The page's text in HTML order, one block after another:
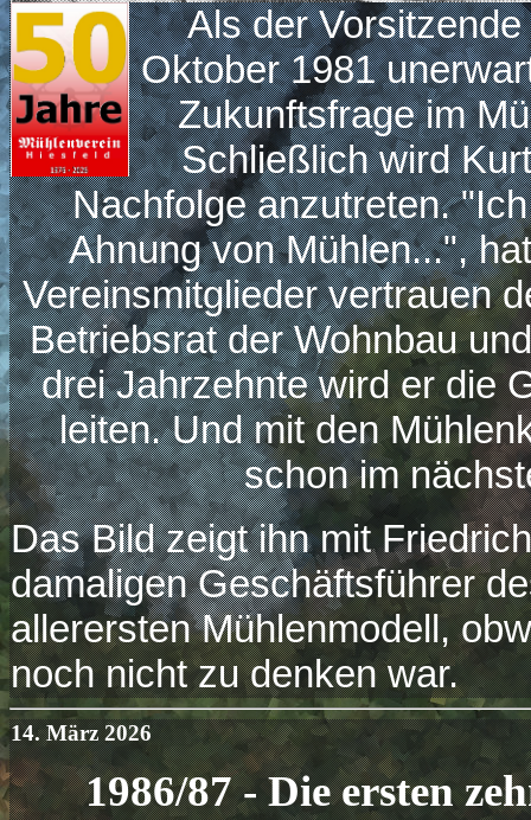
Als der
Oktober 1981
Zukunftsfrage im
Schließlich wird
Nachfolge anzutreten.
Ahnung von Mühlen...",
Vereinsmitglieder vertrauen
Betriebsrat der Wohnbau
drei Jahrzehnte wird er die
leiten. Und mit den
schon im
Das Bild zeigt ihn mit
damaligen Geschäftsführer
allerersten Mühlenmodell,
noch nicht zu denken war.
14. März 2026
1986/87 - Die ersten